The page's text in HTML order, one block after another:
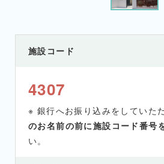
施設コード
4307
※ 銀行へお振り込みをしていた
のお名前の前に施設コード番号
い。